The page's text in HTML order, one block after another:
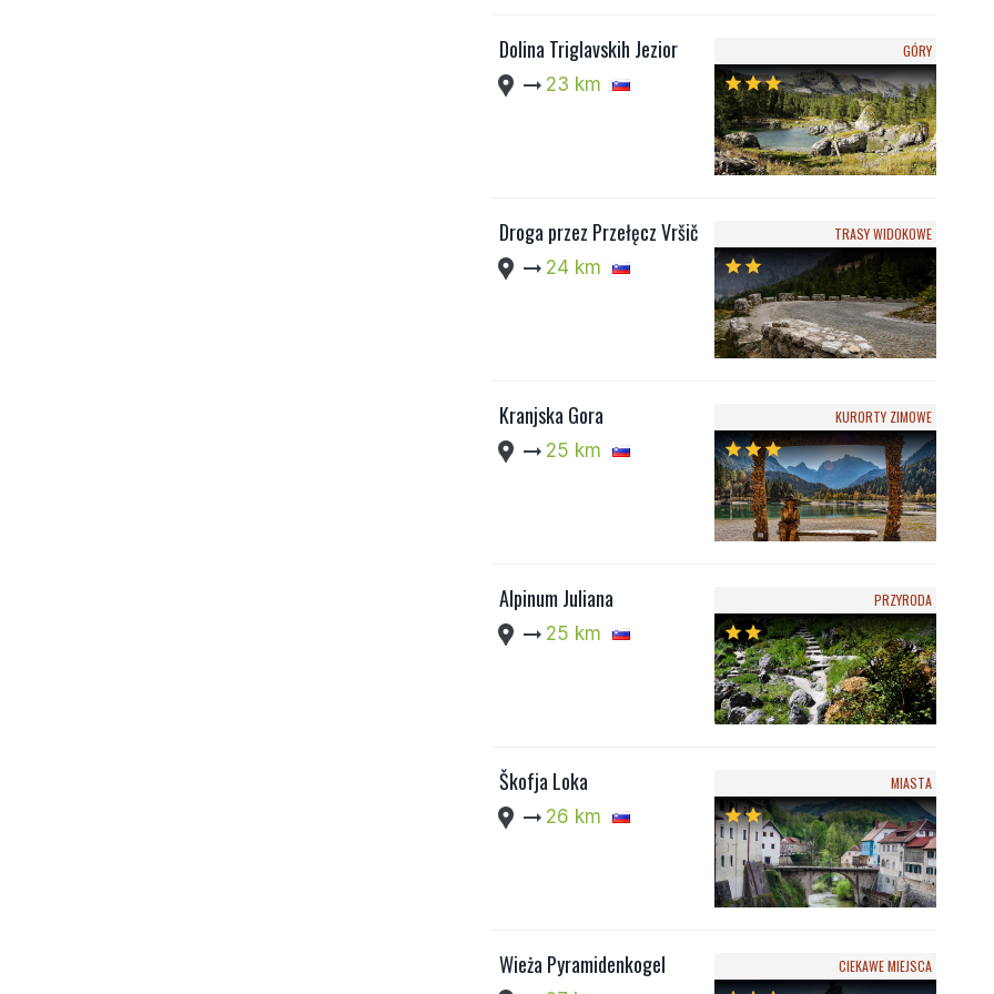
Dolina Triglavskih Jezior
location_pin arrow_right_alt 23 km
GÓRY
starstarstar
Droga przez Przełęcz Vršič
location_pin arrow_right_alt 24 km
TRASY WIDOKOWE
starstar
Kranjska Gora
location_pin arrow_right_alt 25 km
KURORTY ZIMOWE
starstarstar
Alpinum Juliana
location_pin arrow_right_alt 25 km
PRZYRODA
starstar
Škofja Loka
location_pin arrow_right_alt 26 km
MIASTA
starstar
Wieża Pyramidenkogel CIEKAWE MIEJSCA